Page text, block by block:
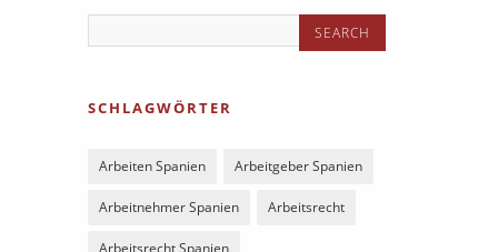
SCHLAGWÖRTER
Arbeiten Spanien Arbeitgeber Spanien
Arbeitnehmer Spanien Arbeitsrecht
Arbeitsrecht Spanien